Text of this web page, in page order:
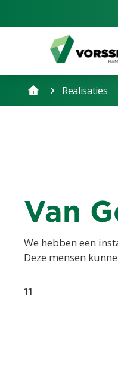
Realisaties
Van
We hebben een
Deze mensen
11